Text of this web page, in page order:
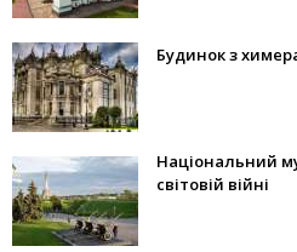
Будинок з
Національний
світовій війні